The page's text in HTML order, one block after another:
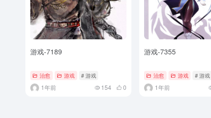
游戏-7189
治愈 游戏 # 游戏
1年前 154 0
游戏-7355
治愈 游戏 # 游戏
1年前